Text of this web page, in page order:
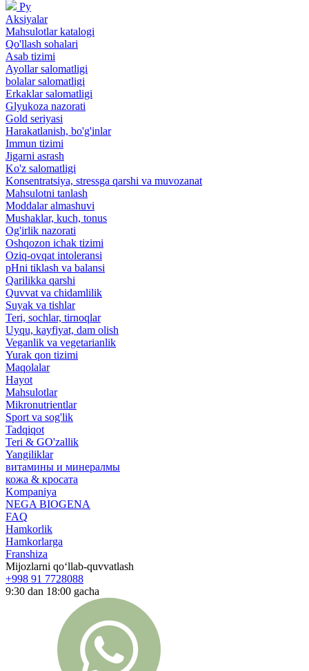
Ру
Aksiyalar
Mahsulotlar katalogi
Qo'llash sohalari
Asab tizimi
Ayollar salomatligi
bolalar salomatligi
Erkaklar salomatligi
Glyukoza nazorati
Gold seriyasi
Harakatlanish, bo'g'inlar
Immun tizimi
Jigarni asrash
Ko'z salomatligi
Konsentratsiya, stressga qarshi va muvozanat
Mahsulotni tanlash
Moddalar almashuvi
Mushaklar, kuch, tonus
Og'irlik nazorati
Oshqozon ichak tizimi
Oziq-ovqat intoleransi
pHni tiklash va balansi
Qarilikka qarshi
Quvvat va chidamlilik
Suyak va tishlar
Teri, sochlar, tirnoqlar
Uyqu, kayfiyat, dam olish
Veganlik va vegetarianlik
Yurak qon tizimi
Maqolalar
Hayot
Mahsulotlar
Mikronutrientlar
Sport va sog'lik
Tadqiqot
Teri & GO'zallik
Yangiliklar
витамины и минералмы
кожа & кросата
Kompaniya
NEGA BIOGENA
FAQ
Hamkorlik
Hamkorlarga
Franshiza
Mijozlarni qo‘llab-quvvatlash
+998 91 7728088
9:30 dan 18:00 gacha